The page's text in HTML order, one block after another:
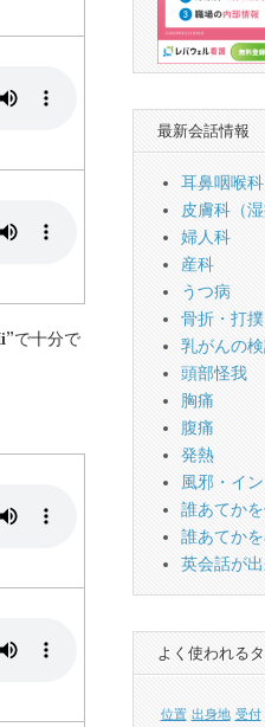
で十分で
最新会話情報
耳鼻咽喉科
皮膚科（湿
婦人科
産科
うつ病
骨折・打
乳がんの
頭部怪我
胸痛
腹痛
発熱
風邪・イ
誰あてか
誰あてか
英会話が出
よく使われる
位置 出身地 受付